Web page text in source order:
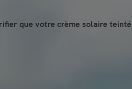
que votre crème solaire